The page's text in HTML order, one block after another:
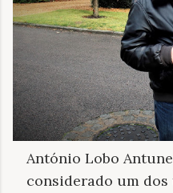
António Lobo
considerado um